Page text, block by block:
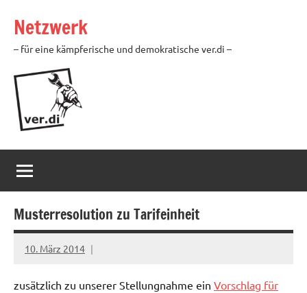
Inhalt
springen
Netzwerk
– für eine kämpferische und demokratische ver.di –
Musterresolution zu Tarifeinheit
10. März 2014
Ilja
zusätzlich zu unserer Stellungnahme ein Vorschlag für